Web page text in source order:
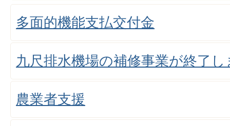
多面的機能支払交付金
九尺排水機場の補修事業が終了
農業者支援